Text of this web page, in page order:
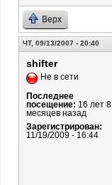
Верх
ЧТ, 09/13/2007 - 20:40
shifter
Не в сети
Последнее
посещение: 16 лет 8
месяцев назад
Зарегистрирован:
11/19/2009 - 16:44